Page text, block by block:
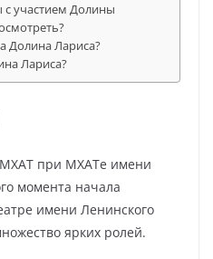
участием Долины
Долина Лариса?
Лариса?
при МХАТе имени
момента начала
имени Ленинского
ярких ролей.